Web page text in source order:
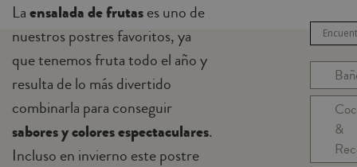
Laensalada de frutases uno de
nuestros postres favoritos, ya
que tenemos fruta todo el año y
resulta de lo más divertido
combinarla para conseguir
sabores y colores espectaculares.
Incluso en invierno este postre
&